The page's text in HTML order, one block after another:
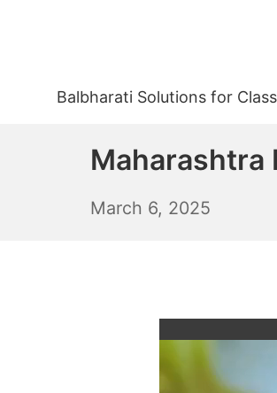
Balbharati Solutions for
Maharashtra
March 6, 2025